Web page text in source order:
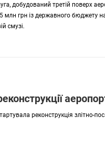
добудований третій поверх
млн грн із державного бюджету
смузі.
реконструкція злітно-